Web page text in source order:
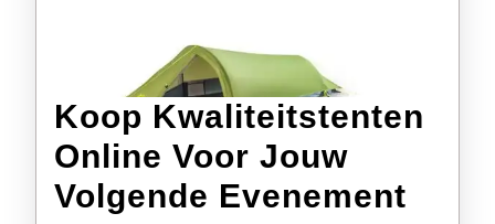
Koop Kwaliteitstenten
Online Voor Jouw
Volgende Evenement